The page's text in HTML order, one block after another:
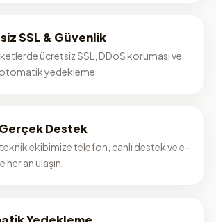
SSL & Güvenlik
ücretsiz SSL, DDoS koruması ve
yedekleme.
Destek
ekibimize telefon, canlı destek ve e-
her an ulaşın.